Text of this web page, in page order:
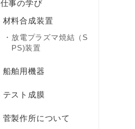
仕事の学び
材料合成装置
放電プラズマ焼結（S
PS)装置
船舶用機器
テスト成膜
菅製作所について